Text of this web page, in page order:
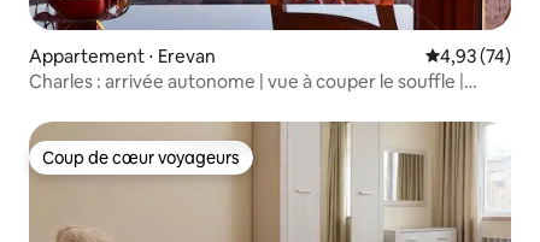
Appartement ⋅ Erevan Évaluation
4,93 (74)
Charles : arrivée autonome | vue à couper le souffle |
Coup de cœur voyageurs
Coup de cœur voyageurs